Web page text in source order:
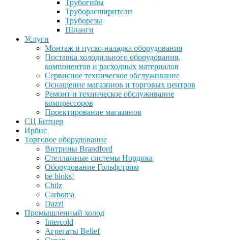
Трубогибы
Труборасширители
Труборезы
Шланги
Услуги
Монтаж и пуско-наладка оборудования
Поставка холодильного оборудования,
компонентов и расходных материалов
Сервисное техническое обслуживание
Оснащение магазинов и торговых центров
Ремонт и техническое обслуживание
компрессоров
Проектирование магазинов
СЦ Битцер
Ирбис
Торговое оборудование
Витрины Brandford
Стеллажные системы Нордика
Оборудование Гольфстрим
be bloks!
Chilz
Carboma
Dazzl
Промышленный холод
Intercold
Агрегаты Belief